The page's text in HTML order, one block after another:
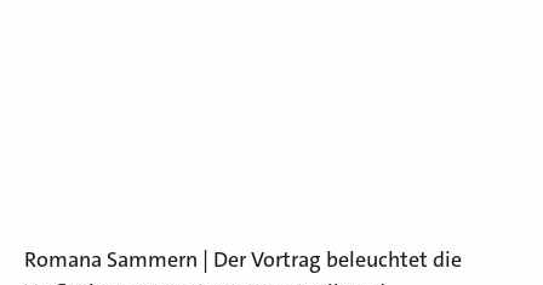
Romana Sammern | Der Vortrag beleuchtet die